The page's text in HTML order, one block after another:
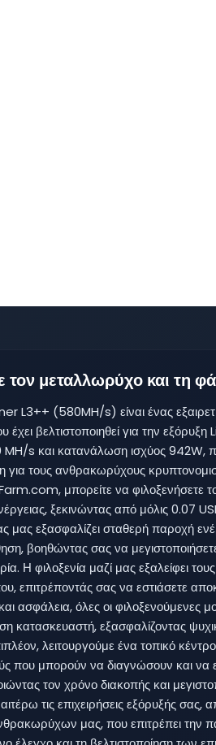
τον μεταλλωρύχο και τη
L3++ (580MH/s) είναι ένας
βελτιστοποιηθεί για την
s και κατανάλωση ισχύος 942W,
για τους ανθρακωρύχους
μπορείτε να φιλοξενήσετε
ξεκινώντας από μόλις 0.07
μας εξασφαλίζει σταθερή παροχή
βοηθώντας σας να
Η φιλοξενία μαζί μας εξαλείφει
επιτρέποντάς σας να εστιάσετε
ασφάλεια, όλες οι
κατασκευαστή, εξασφαλίζοντας
λειτουργούμε ένα τοπικό
που μπορούν να διαγνώσουν και
τον χρόνο διακοπής και
τις επιχειρήσεις εξόρυξής σας,
μας, που επιτρέπει την